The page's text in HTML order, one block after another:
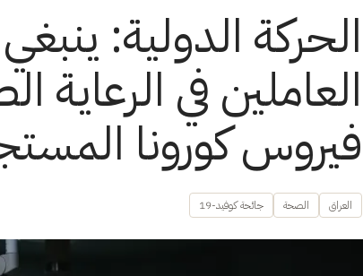
الحركة الدولية:
العاملين في
فيروس كورونا
العراق الصحة جائحة كوفيد-19